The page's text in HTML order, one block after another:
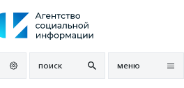
поиск меню